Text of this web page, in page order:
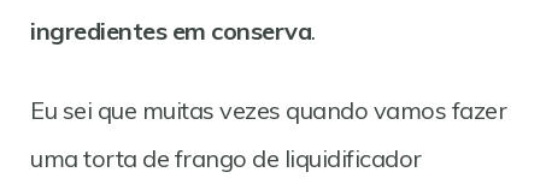
ingredientes em conserva.
Eu sei que muitas vezes quando vamos fazer
uma torta de frango de liquidificador